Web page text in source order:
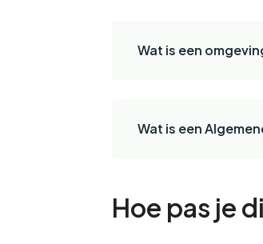
Wat is een
Wat is een
Hoe pas je